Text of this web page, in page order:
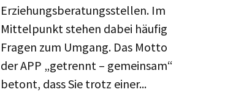
Erziehungsberatungsstellen. Im
Mittelpunkt stehen dabei häufig
Fragen zum Umgang. Das Motto
der APP „getrennt – gemeinsam“
betont, dass Sie trotz einer...